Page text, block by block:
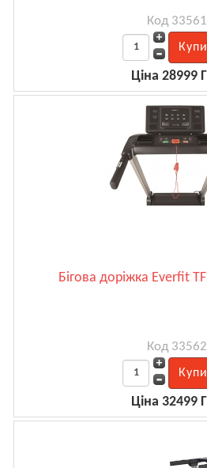
Код 33561
Ціна 28999
Бігова доріжка Everfit
Код 33562
Ціна 32499